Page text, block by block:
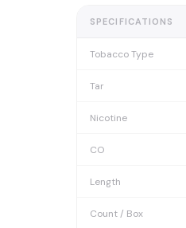
SPECIFICATIONS
Tobacco Type
Tar
Nicotine
CO
Length
Count / Box